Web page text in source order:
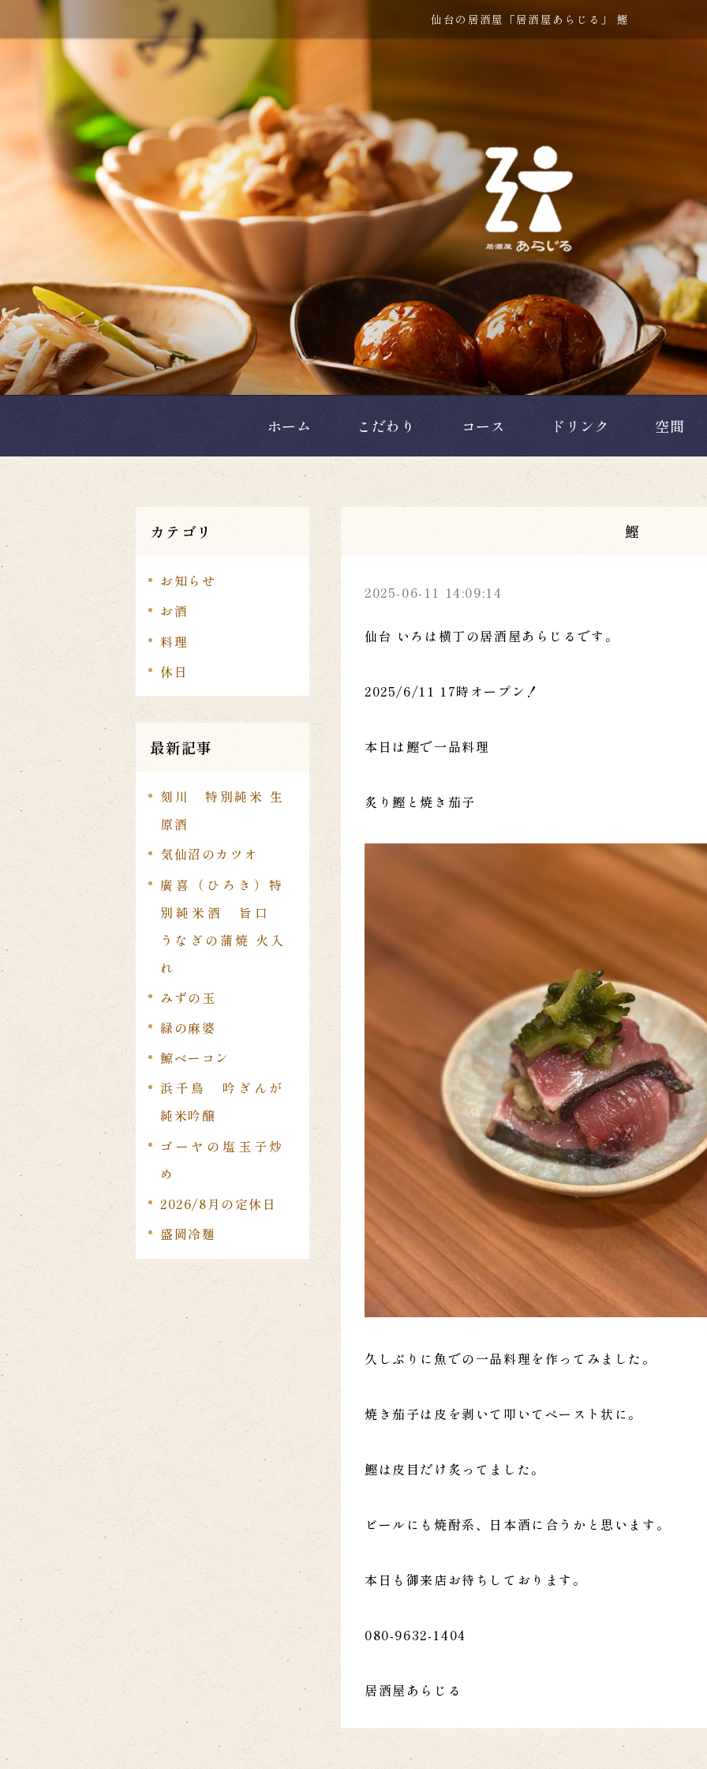
仙台の居酒屋「居酒屋あらじる」 鰹
ホーム こだわり コース ドリンク 空間
カテゴリ
お知らせ
お酒
料理
休日
最新記事
刻川 特別純米 生
原酒
気仙沼のカツオ
廣喜（ひろき）特
別純米酒 旨口
うなぎの蒲焼 火入
れ
みずの玉
緑の麻婆
鯨ベーコン
浜千鳥 吟ぎんが
純米吟醸
ゴーヤの塩玉子炒
め
2026/8月の定休日
盛岡冷麺
鰹
2025-06-11 14:09:14
仙台 いろは横丁の居酒屋あらじるです。
2025/6/11 17時オープン！
本日は鰹で一品料理
炙り鰹と焼き茄子
久しぶりに魚での一品料理を作ってみました。
焼き茄子は皮を剥いて叩いてペースト状に。
鰹は皮目だけ炙ってました。
ビールにも焼酎系、日本酒に合うかと思います。
本日も御来店お待ちしております。
080-9632-1404
居酒屋あらじる